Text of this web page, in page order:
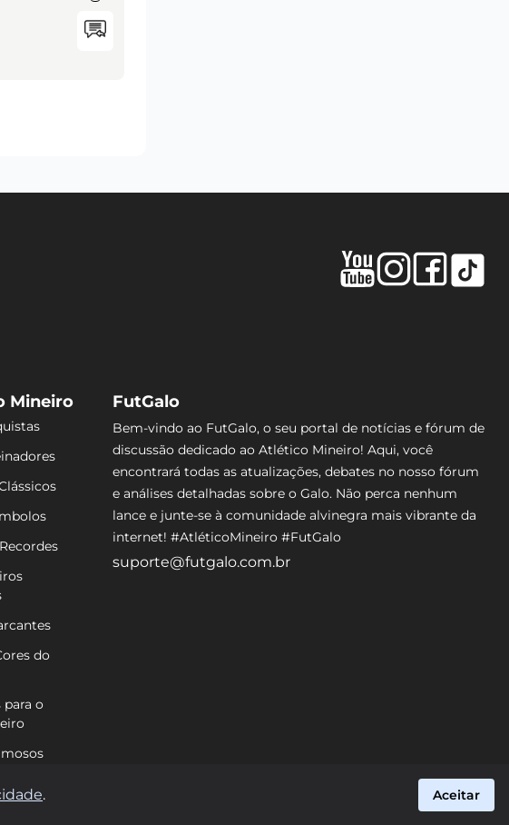
Mineiro
do
o
FutGalo
Bem-vindo ao FutGalo, o seu portal de notícias e fórum de
discussão dedicado ao Atlético Mineiro! Aqui, você
encontrará todas as atualizações, debates no nosso fórum
e análises detalhadas sobre o Galo. Não perca nenhum
lance e junte-se à comunidade alvinegra mais vibrante da
internet! #AtléticoMineiro #FutGalo
suporte@futgalo.com.br
. Aceitar